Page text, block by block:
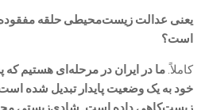
یعنی عدالت زیست‌محیطی حلقه
است؟
کاملاً.
خود به یک وضعیت پایدار تبدیل شده